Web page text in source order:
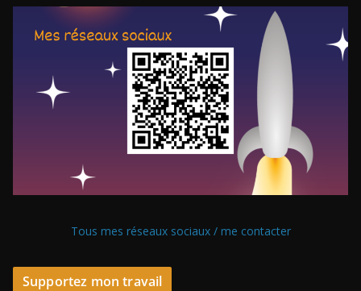
Tous mes réseaux sociaux / me contacter
Supportez mon travail